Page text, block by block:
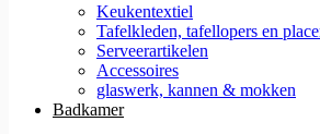
Keukentextiel
Tafelkleden, tafellopers en
Serveerartikelen
Accessoires
glaswerk, kannen & mokken
Badkamer